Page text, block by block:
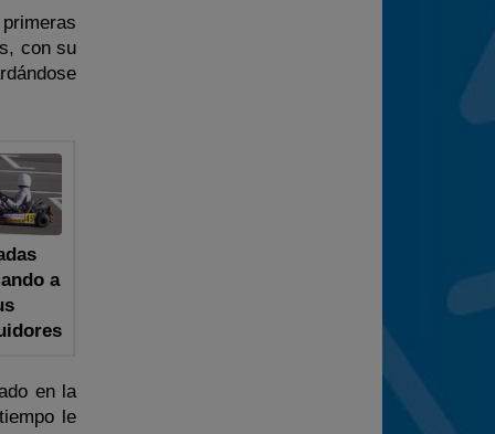
con su
a
en la
le